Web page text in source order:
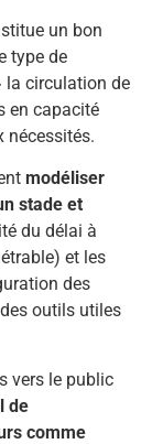
un bon
type de
la circulation de
en capacité
nécessités.
modéliser
stade et
du délai à
et les
des
outils utiles
vers le public
de
comme